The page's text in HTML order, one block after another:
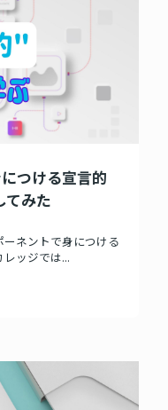
つける宣言的
てみた
ネントで身につける
レッジでは...